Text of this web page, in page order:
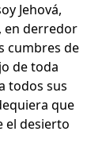
Jehová,
en derredor
cumbres de
de toda
todos sus
que
el desierto